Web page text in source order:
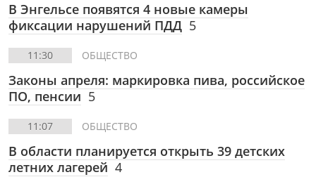
В Энгельсе появятся 4 новые камеры
фиксации нарушений ПДД 5
11:30 ОБЩЕСТВО
Законы апреля: маркировка пива, российское
ПО, пенсии 5
11:07 ОБЩЕСТВО
В области планируется открыть 39 детских
летних лагерей 4